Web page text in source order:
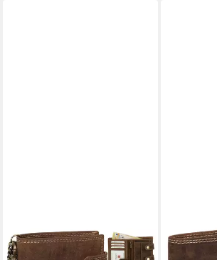
EAAKIE
Geldbörse Leder Geldbörse
EAAKIE